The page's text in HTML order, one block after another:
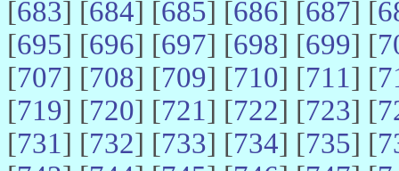
[683] [684] [685] [686] [687] [
[695] [696] [697] [698] [699] [
[707] [708] [709] [710] [711] [
[719] [720] [721] [722] [723] [
[731] [732] [733] [734] [735] [